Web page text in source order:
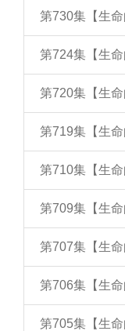
第730集【生
第724集【生
第720集【生
第719集【生
第710集【生
第709集【生
第707集【生
第706集【生
第705集【生